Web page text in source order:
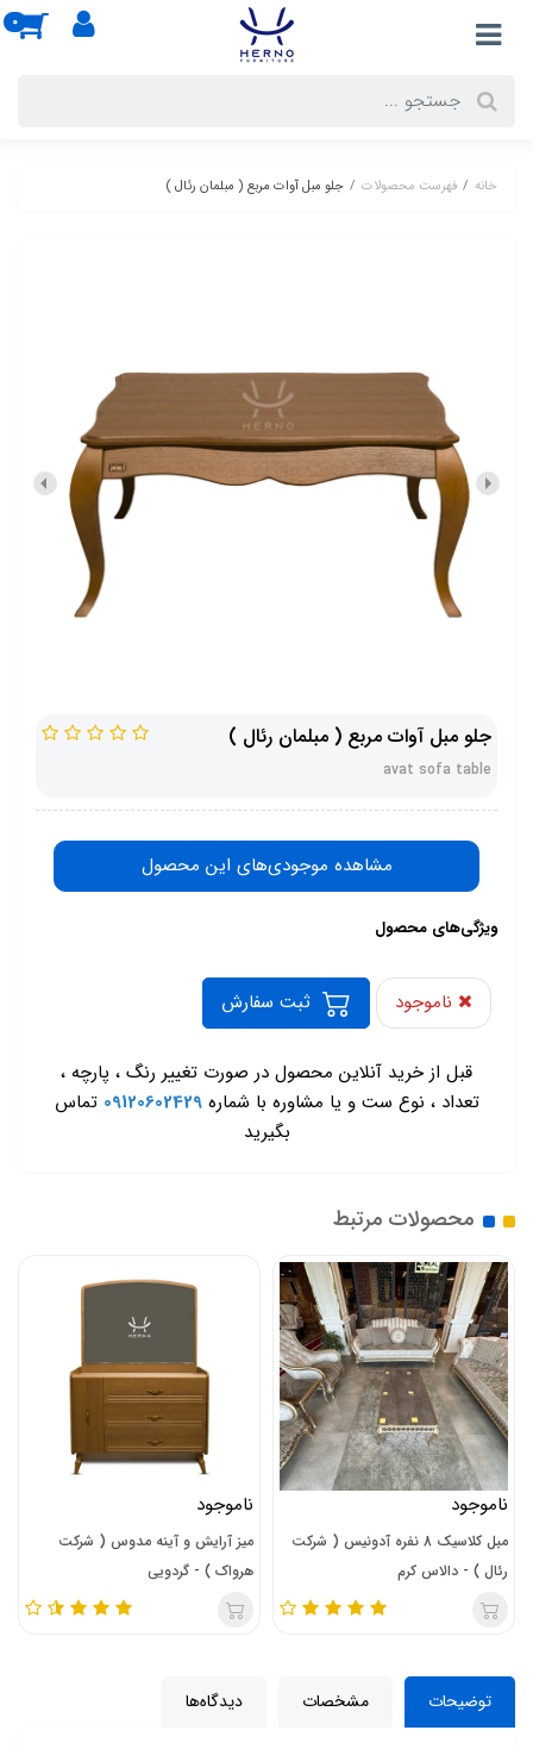
0
خانه فهرست محصولات جلو مبل آوات مربع ( مبلمان رئال )
جلو مبل آوات مربع ( مبلمان رئال )
avat sofa table
مشاهده موجودی‌های این محصول
ویژگی‌های محصول
ناموجود
ثبت سفارش
قبل از خرید آنلاین محصول در صورت تغییر رنگ ، پارچه ،
تعداد ، نوع ست و یا مشاوره با شماره09120602429 تماس
بگیرید
محصولات مرتبط
کلاسیک 8 نفره آدونیس ( شرکت
میز آرایش و آینه مدوس ( شرکت
مبل 5 نفره
توضیحات مشخصات دیدگاه‌ها